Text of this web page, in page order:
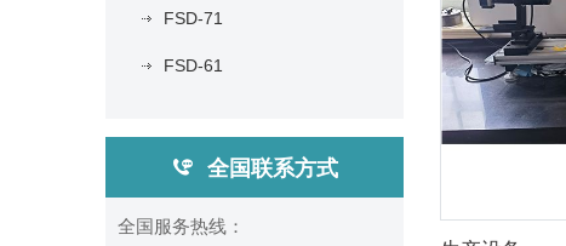
FSD-71
FSD-61
全国联系方式
全国服务热线：